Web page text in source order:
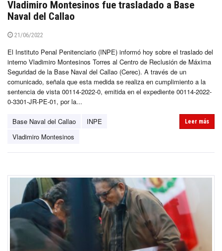
Vladimiro Montesinos fue trasladado a Base
Naval del Callao
21/06/2022
El Instituto Penal Penitenciario (INPE) informó hoy sobre el traslado del
interno Vladimiro Montesinos Torres al Centro de Reclusión de Máxima
Seguridad de la Base Naval del Callao (Cerec). A través de un
comunicado, señala que esta medida se realiza en cumplimiento a la
sentencia de vista 00114-2022-0, emitida en el expediente 00114-2022-
0-3301-JR-PE-01, por la...
Base Naval del Callao
INPE
Vladimiro Montesinos
Leer más